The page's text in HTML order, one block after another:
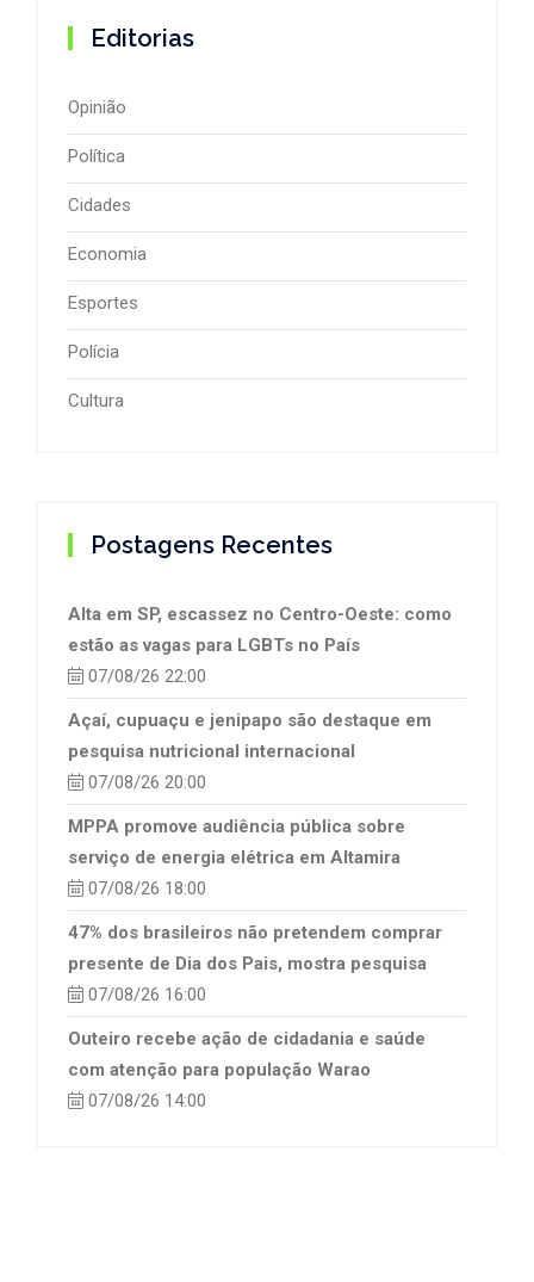
Editorias
Opinião
Política
Cidades
Economia
Esportes
Polícia
Cultura
Postagens Recentes
Alta em SP, escassez no Centro-Oeste: como
estão as vagas para LGBTs no País
07/08/26 22:00
Açaí, cupuaçu e jenipapo são destaque em
pesquisa nutricional internacional
07/08/26 20:00
MPPA promove audiência pública sobre
serviço de energia elétrica em Altamira
07/08/26 18:00
47% dos brasileiros não pretendem comprar
presente de Dia dos Pais, mostra pesquisa
07/08/26 16:00
Outeiro recebe ação de cidadania e saúde
com atenção para população Warao
07/08/26 14:00